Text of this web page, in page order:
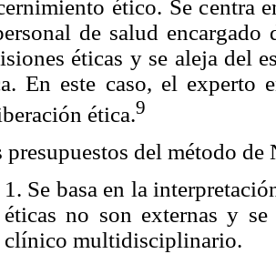
ético. Se centra
de salud encargado
éticas y se aleja del
En este caso, el experto
ética.9
presupuestos del método
1. Se basa en la
éticas no son externas y
clínico multidisciplinario.